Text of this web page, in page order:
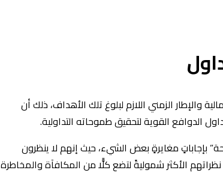
والإطار الزمني اللازم لبلوغ تلك الأهداف، ذلك أن
الدوافع القوية لتحقيق طموحاته التداولية.
بإجاباتٍ مغايرةٍ بعض الشيء، حيث إنهم لا ينظرون
الأكثر شموليةً لتضع كلًّا من المكافآة والمخاطرة